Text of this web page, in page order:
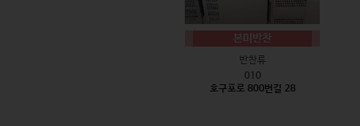
본미반찬
반찬류
010
호구포로 800번길 28